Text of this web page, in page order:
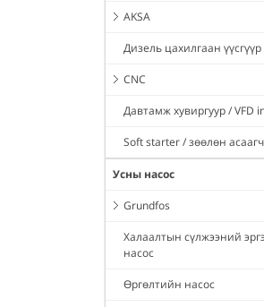
AKSA
Дизель цахилгаан үүсгүүр
CNC
Давтамж хувиргуур / VFD
Soft starter / зөөлөн асаагч
Усны насос
Grundfos
Халаалтын сүлжээний
насос
Өргөлтийн насос